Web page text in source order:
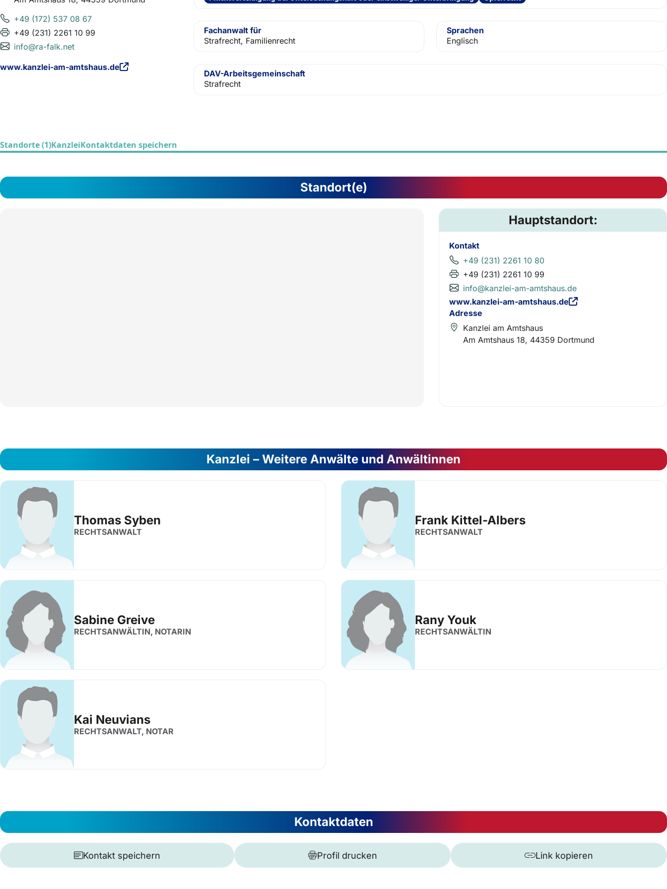
+49 (172) 537 08 67
+49 (231) 2261 10 99
info@ra-falk.net
www.kanzlei-am-amtshaus.de
Fachanwalt für
Strafrecht, Familienrecht
Sprachen
Englisch
DAV-Arbeitsgemeinschaft
Strafrecht
Standorte (1)KanzleiKontaktdaten speichern
Standort(e)
Hauptstandort:
Kontakt
+49 (231) 2261 10 80
+49 (231) 2261 10 99
info@kanzlei-am-amtshaus.de
www.kanzlei-am-amtshaus.de
Adresse
Kanzlei am Amtshaus
Am Amtshaus 18, 44359 Dortmund
Kanzlei – Weitere Anwälte und Anwältinnen
Thomas Syben
RECHTSANWALT
Frank Kittel-Albers
RECHTSANWALT
Sabine Greive
RECHTSANWÄLTIN, NOTARIN
Rany Youk
RECHTSANWÄLTIN
Kai Neuvians
RECHTSANWALT, NOTAR
Kontaktdaten
Kontakt speichern Profil drucken Link kopieren